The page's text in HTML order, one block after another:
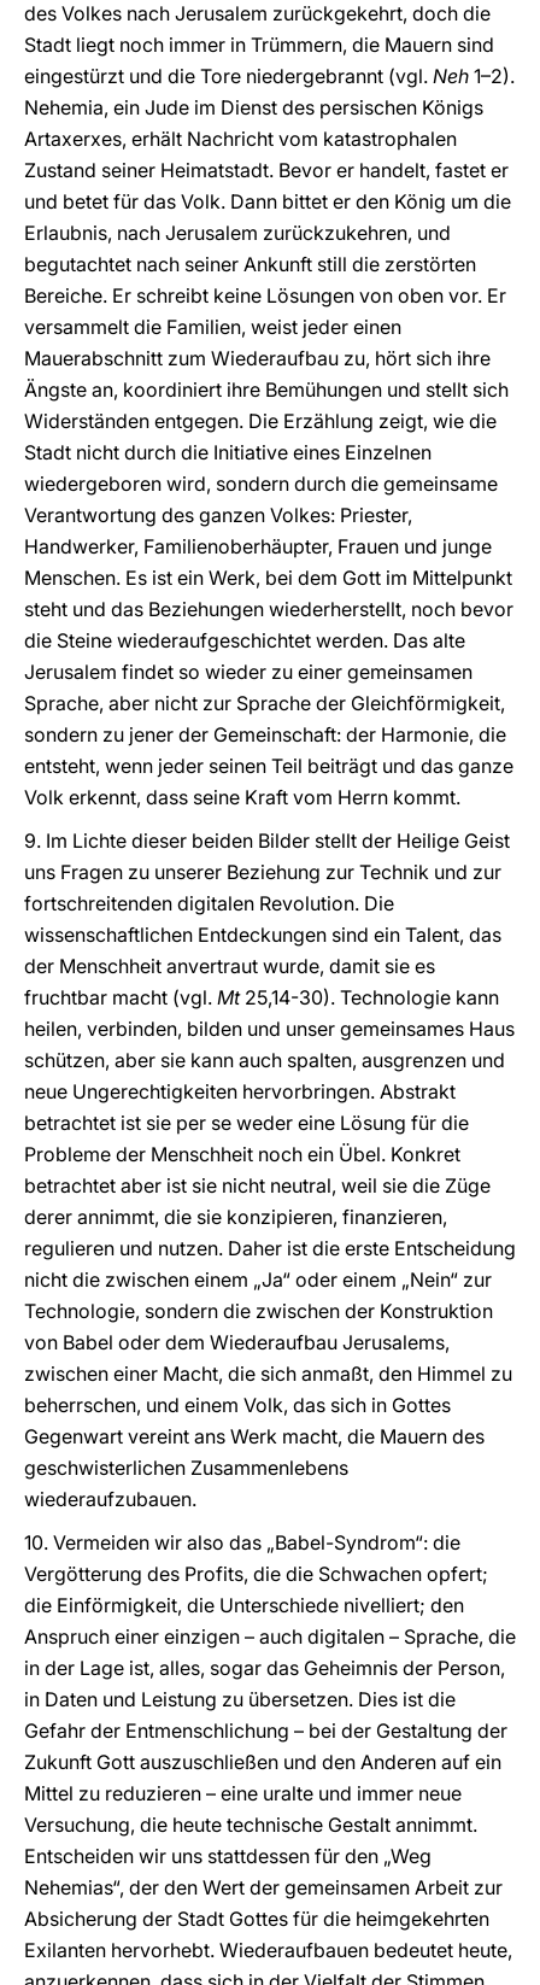
des Volkes nach Jerusalem zurückgekehrt, doch die
Stadt liegt noch immer in Trümmern, die Mauern sind
eingestürzt und die Tore niedergebrannt (vgl. Neh 1–2).
Nehemia, ein Jude im Dienst des persischen Königs
Artaxerxes, erhält Nachricht vom katastrophalen
Zustand seiner Heimatstadt. Bevor er handelt, fastet er
und betet für das Volk. Dann bittet er den König um die
Erlaubnis, nach Jerusalem zurückzukehren, und
begutachtet nach seiner Ankunft still die zerstörten
Bereiche. Er schreibt keine Lösungen von oben vor. Er
versammelt die Familien, weist jeder einen
Mauerabschnitt zum Wiederaufbau zu, hört sich ihre
Ängste an, koordiniert ihre Bemühungen und stellt sich
Widerständen entgegen. Die Erzählung zeigt, wie die
Stadt nicht durch die Initiative eines Einzelnen
wiedergeboren wird, sondern durch die gemeinsame
Verantwortung des ganzen Volkes: Priester,
Handwerker, Familienoberhäupter, Frauen und junge
Menschen. Es ist ein Werk, bei dem Gott im Mittelpunkt
steht und das Beziehungen wiederherstellt, noch bevor
die Steine wiederaufgeschichtet werden. Das alte
Jerusalem findet so wieder zu einer gemeinsamen
Sprache, aber nicht zur Sprache der Gleichförmigkeit,
sondern zu jener der Gemeinschaft: der Harmonie, die
entsteht, wenn jeder seinen Teil beiträgt und das ganze
Volk erkennt, dass seine Kraft vom Herrn kommt.
9. Im Lichte dieser beiden Bilder stellt der Heilige Geist
uns Fragen zu unserer Beziehung zur Technik und zur
fortschreitenden digitalen Revolution. Die
wissenschaftlichen Entdeckungen sind ein Talent, das
der Menschheit anvertraut wurde, damit sie es
fruchtbar macht (vgl. Mt25,14-30). Technologie kann
heilen, verbinden, bilden und unser gemeinsames Haus
schützen, aber sie kann auch spalten, ausgrenzen und
neue Ungerechtigkeiten hervorbringen. Abstrakt
betrachtet ist sie per se weder eine Lösung für die
Probleme der Menschheit noch ein Übel. Konkret
betrachtet aber ist sie nicht neutral, weil sie die Züge
derer annimmt, die sie konzipieren, finanzieren,
regulieren und nutzen. Daher ist die erste Entscheidung
nicht die zwischen einem „Ja“ oder einem „Nein“ zur
Technologie, sondern die zwischen der Konstruktion
von Babel oder dem Wiederaufbau Jerusalems,
zwischen einer Macht, die sich anmaßt, den Himmel zu
beherrschen, und einem Volk, das sich in Gottes
Gegenwart vereint ans Werk macht, die Mauern des
geschwisterlichen Zusammenlebens
wiederaufzubauen.
10. Vermeiden wir also das „Babel-Syndrom“: die
Vergötterung des Profits, die die Schwachen opfert;
die Einförmigkeit, die Unterschiede nivelliert; den
Anspruch einer einzigen – auch digitalen – Sprache, die
in der Lage ist, alles, sogar das Geheimnis der Person,
in Daten und Leistung zu übersetzen. Dies ist die
Gefahr der Entmenschlichung – bei der Gestaltung der
Zukunft Gott auszuschließen und den Anderen auf ein
Mittel zu reduzieren – eine uralte und immer neue
Versuchung, die heute technische Gestalt annimmt.
Entscheiden wir uns stattdessen für den „Weg
Nehemias“, der den Wert der gemeinsamen Arbeit zur
Absicherung der Stadt Gottes für die heimgekehrten
Exilanten hervorhebt. Wiederaufbauen bedeutet heute,